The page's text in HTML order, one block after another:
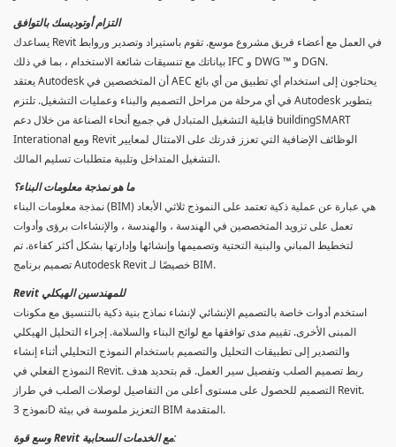
التزام أوتوديسك بالتوافق
يساعدك Revit في العمل مع أعضاء فريق مشروع موسع. تقوم باستيراد وتصدير وروابط
بياناتك مع تنسيقات شائعة الاستخدام ، بما في ذلك IFC و DWG ™ و DGN.
يعتقد Autodesk أن المتخصصين في AEC يحتاجون إلى استخدام أي تطبيق من أي بائع
في أي مرحلة من مراحل التصميم والبناء وعمليات التشغيل. تلتزم Autodesk بتطوير
قابلية التشغيل المتبادل في جميع أنحاء الصناعة من خلال دعم buildingSMART
Interational ومع Revit الوظائف الإضافية التي تعزز قدرتك على الامتثال لمعايير
التشغيل المتداخل وتلبية متطلبات تسليم المالك.
ما هو نمذجة معلومات البناء؟
نمذجة معلومات البناء (BIM) هي عبارة عن عملية ذكية تعتمد على النموذج ثلاثي الأبعاد
تعمل على تزويد المتخصصين في الهندسة ، والهندسة ، والإنشاءات برؤى وأدوات
لتخطيط المباني والبنية التحتية وتصميمها وإنشائها وإدارتها بشكل أكثر كفاءة. تم
تصميم برنامج Autodesk Revit خصيصًا لـ BIM.
Revit للمهندسين الهيكلي
استخدم أدوات خاصة بالتصميم الإنشائي لإنشاء نماذج بنية ذكية بالتنسيق مع مكونات
المبنى الأخرى. تقييم مدى توافقها مع لوائح البناء والسلامة. إجراء التحليل الهيكلي
والتصدير إلى تطبيقات التحليل والتصميم باستخدام النموذج التحليلي أثناء إنشاء
النموذج الفعلي في Revit. ربط تصميم الصلب وتفصيل سير العمل. قم بتحديد هدف
التصميم للحصول على مستوى أعلى من التفاصيل لوصلات الصلب في طراز Revit.
نموذج 3D التعزيز ملموسة في بيئة BIM المتقدمة.
وسع قوة Revit مع الخدمات السحابية: